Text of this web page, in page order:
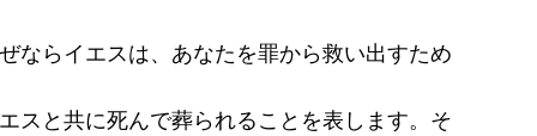
ならイエスは、あなたを罪から救い出すため
スと共に死んで葬られることを表します。そ